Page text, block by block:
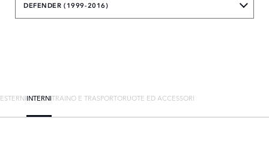
DEFENDER (1999-2016)
ESTERNIINTERNITRAINO E TRASPORTORUOTE ED ACCESSORI